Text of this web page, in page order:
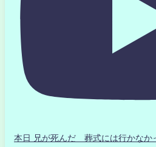
本日 兄が死んだ 葬式には行かな